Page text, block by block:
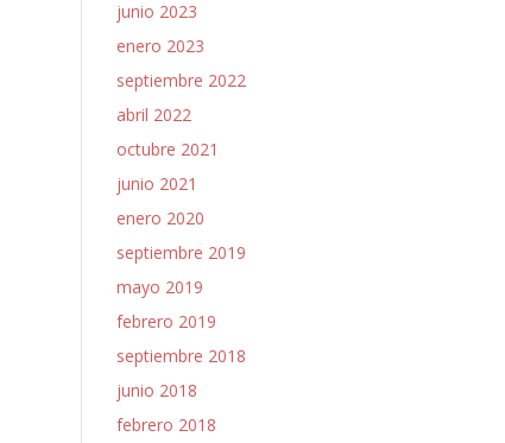
junio 2023
enero 2023
septiembre 2022
abril 2022
octubre 2021
junio 2021
enero 2020
septiembre 2019
mayo 2019
febrero 2019
septiembre 2018
junio 2018
febrero 2018